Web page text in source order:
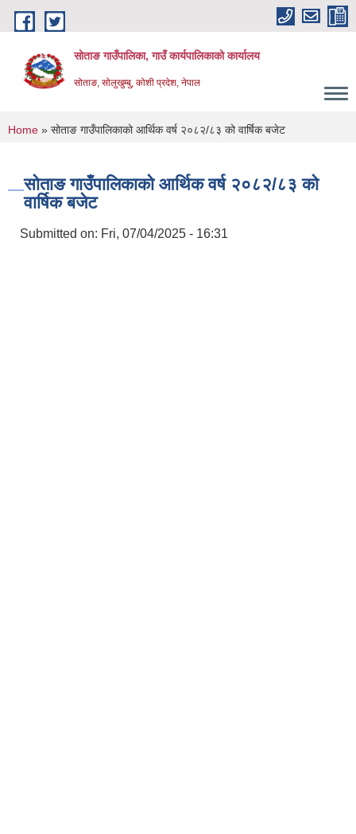
Skip to main content
सोताङ गाउँपालिका, गाउँ कार्यपालिकाको कार्यालय
सोताङ, सोलुखुम्बु, कोशी प्रदेश, नेपाल
You are here
Home » सोताङ गाउँपालिकाको आर्थिक वर्ष २०८२/८३ को वार्षिक बजेट
सोताङ गाउँपालिकाको आर्थिक वर्ष २०८२/८३ को
वार्षिक बजेट
Submitted on: Fri, 07/04/2025 - 16:31